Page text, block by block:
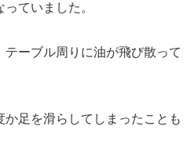
ていました。
ーブル周りに油が飛び散って
か足を滑らしてしまったことも